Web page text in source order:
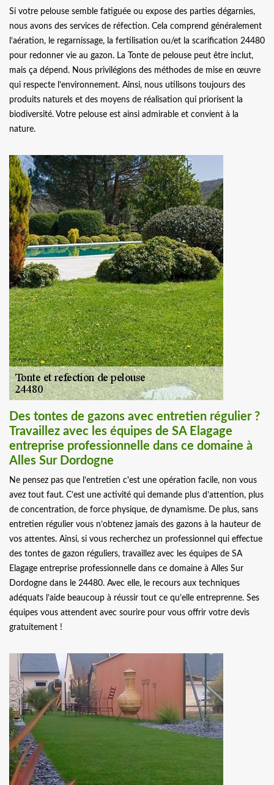
Si votre pelouse semble fatiguée ou expose des parties dégarnies,
nous avons des services de réfection. Cela comprend généralement
l’aération, le regarnissage, la fertilisation ou/et la scarification 24480
pour redonner vie au gazon. La Tonte de pelouse peut être inclut,
mais ça dépend. Nous privilégions des méthodes de mise en œuvre
qui respecte l’environnement. Ainsi, nous utilisons toujours des
produits naturels et des moyens de réalisation qui priorisent la
biodiversité. Votre pelouse est ainsi admirable et convient à la
nature.
Des tontes de gazons avec entretien régulier ?
Travaillez avec les équipes de SA Elagage
entreprise professionnelle dans ce domaine à
Alles Sur Dordogne
Ne pensez pas que l’entretien c'est une opération facile, non vous
avez tout faut. C’est une activité qui demande plus d’attention, plus
de concentration, de force physique, de dynamisme. De plus, sans
entretien régulier vous n’obtenez jamais des gazons à la hauteur de
vos attentes. Ainsi, si vous recherchez un professionnel qui effectue
des tontes de gazon réguliers, travaillez avec les équipes de SA
Elagage entreprise professionnelle dans ce domaine à Alles Sur
Dordogne dans le 24480. Avec elle, le recours aux techniques
adéquats l’aide beaucoup à réussir tout ce qu’elle entreprenne. Ses
équipes vous attendent avec sourire pour vous offrir votre devis
gratuitement !